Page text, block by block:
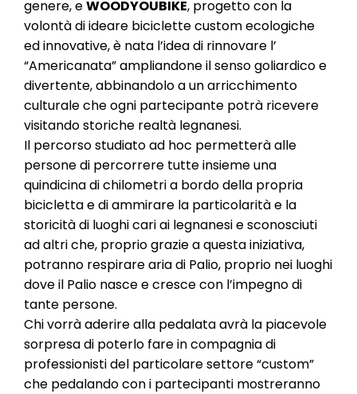
genere, eWOODYOUBIKE, progetto con la
volontà di ideare biciclette custom ecologiche
ed innovative, è nata l’idea di rinnovare l’
“Americanata” ampliandone il senso goliardico e
divertente, abbinandolo a un arricchimento
culturale che ogni partecipante potrà ricevere
visitando storiche realtà legnanesi.
Il percorso studiato ad hoc permetterà alle
persone di percorrere tutte insieme una
quindicina di chilometri a bordo della propria
bicicletta e di ammirare la particolarità e la
storicità di luoghi cari ai legnanesi e sconosciuti
ad altri che, proprio grazie a questa iniziativa,
potranno respirare aria di Palio, proprio nei luoghi
dove il Palio nasce e cresce con l’impegno di
tante persone.
Chi vorrà aderire alla pedalata avrà la piacevole
sorpresa di poterlo fare in compagnia di
professionisti del particolare settore “custom”
che pedalando con i partecipanti mostreranno